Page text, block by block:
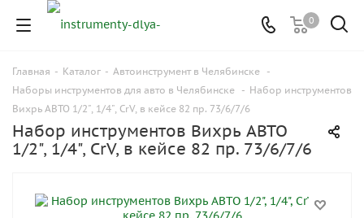
0
Главная - Каталог - Автоинструмент в Челябинске -
Наборы инструментов для авто в Челябинске - Набор инструментов
Вихрь АВТО 1/2", 1/4", CrV, в кейсе 82 пр. 73/6/7/6
Набор инструментов Вихрь АВТО
1/2", 1/4", CrV, в кейсе 82 пр. 73/6/7/6